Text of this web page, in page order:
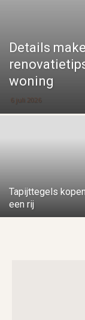
Details
woning
6 juli 2026
Tapijttegels
een rij